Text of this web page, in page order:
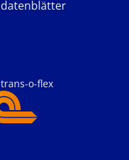
o-flex